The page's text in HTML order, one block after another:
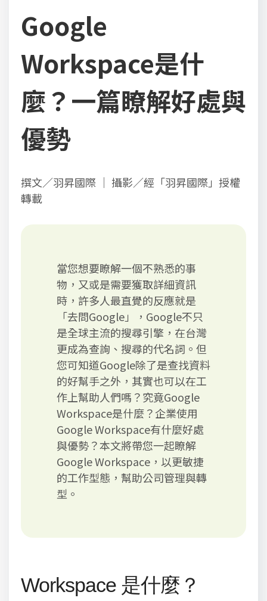
Google
Workspace是什
麼？一篇瞭解好處與
優勢
撰文／羽昇國際 ｜ 攝影／經「羽昇國際」授權
轉載
當您想要瞭解一個不熟悉的事
物，又或是需要獲取詳細資訊
時，許多人最直覺的反應就是
「去問Google」，Google不只
是全球主流的搜尋引擎，在台灣
更成為查詢、搜尋的代名詞。但
您可知道Google除了是查找資料
的好幫手之外，其實也可以在工
作上幫助人們嗎？究竟Google
Workspace是什麼？企業使用
Google Workspace有什麼好處
與優勢？本文將帶您一起瞭解
Google Workspace，以更敏捷
的工作型態，幫助公司管理與轉
型。
Workspace 是什麼？